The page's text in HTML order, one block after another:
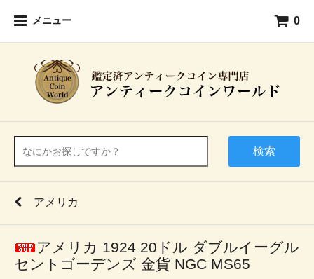
メニュー 0
検索
アメリカ
アメリカ 1924 20ドル ダブルイーグル
セントゴーデンズ 金貨 NGC MS65